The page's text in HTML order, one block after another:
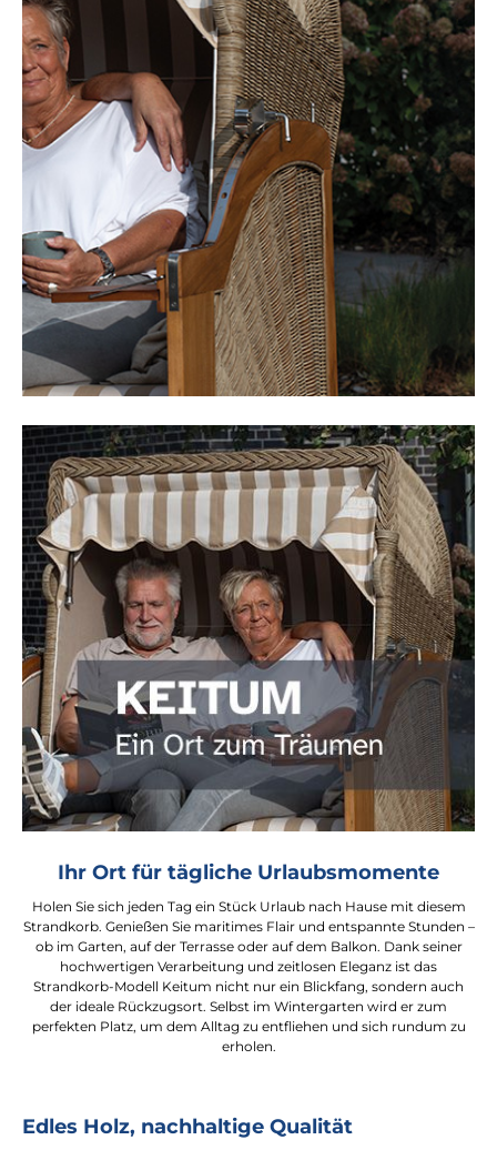
Ihr Ort für tägliche Urlaubsmomente
Holen Sie sich jeden Tag ein Stück Urlaub nach Hause mit diesem
Strandkorb. Genießen Sie maritimes Flair und entspannte Stunden –
ob im Garten, auf der Terrasse oder auf dem Balkon. Dank seiner
hochwertigen Verarbeitung und zeitlosen Eleganz ist das
Strandkorb-Modell Keitum nicht nur ein Blickfang, sondern auch
der ideale Rückzugsort. Selbst im Wintergarten wird er zum
perfekten Platz, um dem Alltag zu entfliehen und sich rundum zu
erholen.
Edles Holz, nachhaltige Qualität